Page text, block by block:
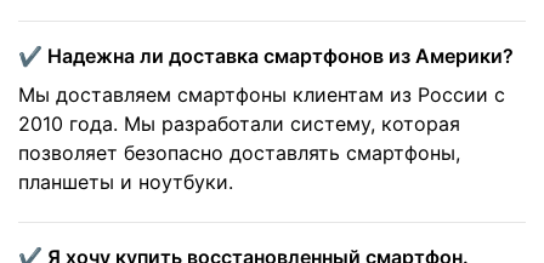
✔️ Надежна ли доставка смартфонов из Америки?
Мы доставляем смартфоны клиентам из России с
2010 года. Мы разработали систему, которая
позволяет безопасно доставлять смартфоны,
планшеты и ноутбуки.
✔️ Я хочу купить восстановленный смартфон.